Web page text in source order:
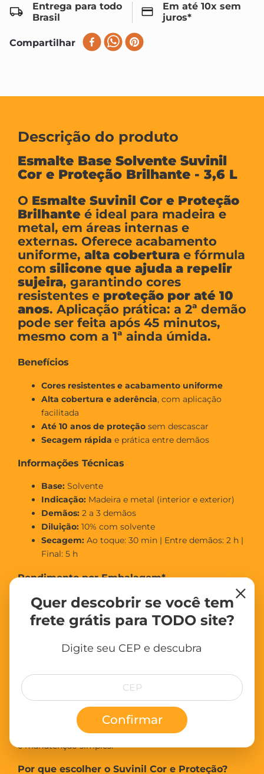
×
Quer descobrir se você tem
frete grátis para TODO site?
Digite seu CEP e descubra
Confirmar
Entrega para todo
Brasil
Em até 10x sem
juros*
Compartilhar
Descrição do produto
Esmalte Base Solvente Suvinil
Cor e Proteção Brilhante - 3,6 L
O Esmalte Suvinil Cor e Proteção
Brilhante é ideal para madeira e
metal, em áreas internas e
externas. Oferece acabamento
uniforme, alta cobertura e fórmula
com silicone que ajuda a repelir
sujeira, garantindo cores
resistentes e proteção por até 10
anos. Aplicação prática: a 2ª demão
pode ser feita após 45 minutos,
mesmo com a 1ª ainda úmida.
Benefícios
Cores resistentes e acabamento uniforme
Alta cobertura e aderência, com aplicação
facilitada
Até 10 anos de proteção sem descascar
Secagem rápida e prática entre demãos
Informações Técnicas
Base: Solvente
Indicação: Madeira e metal (interior e exterior)
Demãos: 2 a 3 demãos
Diluição: 10% com solvente
Secagem: Ao toque: 30 min | Entre demãos: 2 h |
Final: 5 h
Rendimento por Embalagem*
0,225 L:até 4,7 m² acabados
0,9 L:
até 18,8 m² acabados
3,6 L:até 75,2 m² acabados
*Rendimentos estimados, podendo variar conforme superfície,
Indicações de Uso
Recomendado para portas, janelas, batentes, rodapés,
grades, portões e móveis de madeira ou metal. Ideal
para quem buscaacabamento brilhante
e manutenção simples.
Por que escolher o Suvinil Cor e Proteção?